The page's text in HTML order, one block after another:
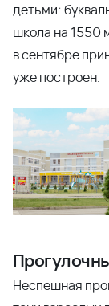
детьми:
школа на 1550
в сентябре
уже построен.
Неспешная